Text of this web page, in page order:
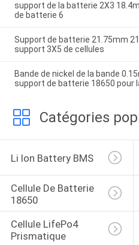
support de la batterie 2X3
de batterie 6
Support de batterie 21.75mm
support 3X5 de cellules
Bande de nickel de la bande
support de batterie 18650 pour
Catégories
Li Ion Battery BMS
Cellule De Batterie
18650
Cellule LifePo4
Prismatique